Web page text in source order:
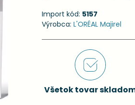
Import kód: 5157
Výrobca: L'ORÉAL Majirel
Všetok tovar